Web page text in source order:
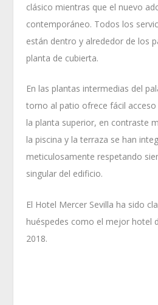
clásico mientras que el nuevo
contemporáneo. Todos los
están dentro y alrededor de los
planta de cubierta.
En las plantas intermedias del
torno al patio ofrece fácil acceso
la planta superior, en contraste
la piscina y la terraza se han
meticulosamente respetando
singular del edificio.
El Hotel Mercer Sevilla ha sido
huéspedes como el mejor hotel
2018.